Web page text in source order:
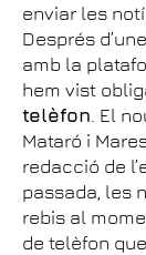
enviar les
Després
amb la
hem vist
telèfon. El
Mataró i
redacció de
passada, les
rebis al
de telèfon